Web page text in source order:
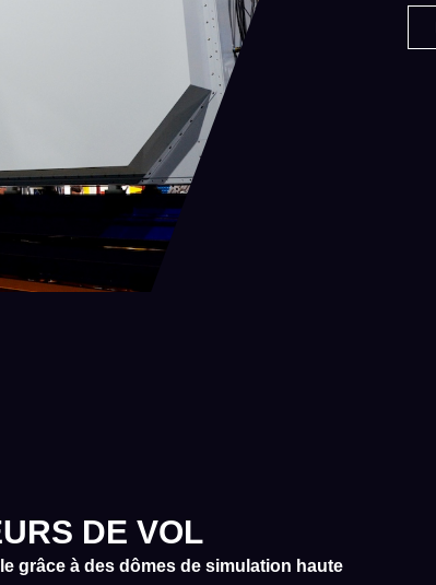
DE VOL
grâce à des dômes de simulation haute